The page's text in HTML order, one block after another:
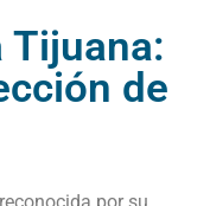
Tijuana:
de